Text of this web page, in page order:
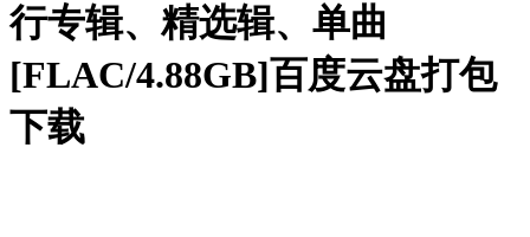
行专辑、精选辑、单曲
[FLAC/4.88GB]百度云盘打包
下载